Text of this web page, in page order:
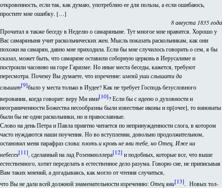
откровенность, если так, как думаю, употребляю ее для пользы, а если ошибаюсь,
простите мне ошибку. […]
8 августа 1835 года
Прочитал я также беседу в Неделю о самаряныне. Тут многое мне нравится. Хорошо у
Вас самаряныня учит раскольнических жен. Мысль показать раскольникам, как они
похожи на самарян, давно мне приходила. Если бы мне случилось говорить о сем, я бы
сказал, может быть, что самаряне оставили соборную церковь в Иерусалиме и
построили часовню на горе Гаризме. Но иные места беседы, кажется, требуют
пересмотра. Почему Вы думаете, что изречение:имеяй уши слышати да
слышит[9]было у места только в Иудее? Как не требует Господь безусловного
верования, когда говорит: веру Ми ими[10]? Если бы с идеею о духовности и
неограниченности Божества несообразны были известные иконы и пр[очее], то виноваты
были бы не одни раскольники, но и православные.
Слово на день Петра и Павла приятно читается по непринужденности слога, в котором
часто нуждаются наши поучения. Но во вступлении, довольно продолжительном,
остановил меня парафраз слова:плоть и кровь не яви тебе, но Отец, Иже на
небесех[11], сделанный на лад Розенмюллера[12] и подобных, которые все, что выше
естественного, хотят переделать в естественное дело разума. Говорю сие, не приписывая
Вам таких мнений, а догадываясь, как могло от чтения случиться,
что Вы не дали всей должной знаменательности изречению:Отец яви[13]. Новых тол-